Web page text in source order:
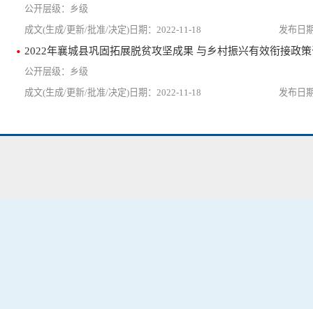
乡级
2022-11-18
2022年襄城县巩固拓展脱贫攻坚成果 与乡村振兴有效衔接政
乡级
2022-11-18